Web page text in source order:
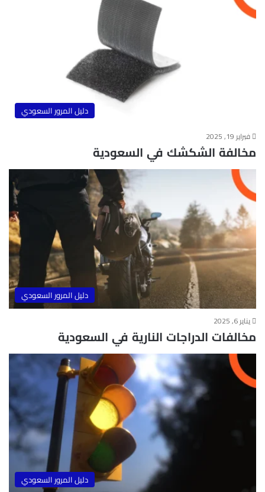
دليل المرور السعودي
فبراير 19, 2025
مخالفة الشكشك في السعودية
دليل المرور السعودي
يناير 6, 2025
مخالفات الدراجات النارية في السعودية
دليل المرور السعودي